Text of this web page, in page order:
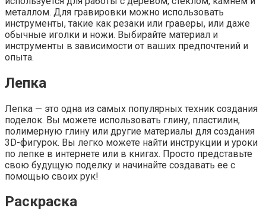
металлом. Для гравировки можно использовать
инструменты, такие как резаки или граверы, или даже
обычные иголки и ножи. Выбирайте материал и
инструменты в зависимости от ваших предпочтений и
опыта.
Лепка
Лепка — это одна из самых популярных техник создания
поделок. Вы можете использовать глину, пластилин,
полимерную глину или другие материалы для создания
3D-фигурок. Вы легко можете найти инструкции и уроки
по лепке в интернете или в книгах. Просто представьте
свою будущую поделку и начинайте создавать ее с
помощью своих рук!
Раскраска